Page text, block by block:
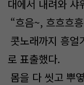
대에서 내려와 샤
“흐음~, 흐흐흐
콧노래까지 흥얼
로 표출했다.
몸을 다 씻고 뿌